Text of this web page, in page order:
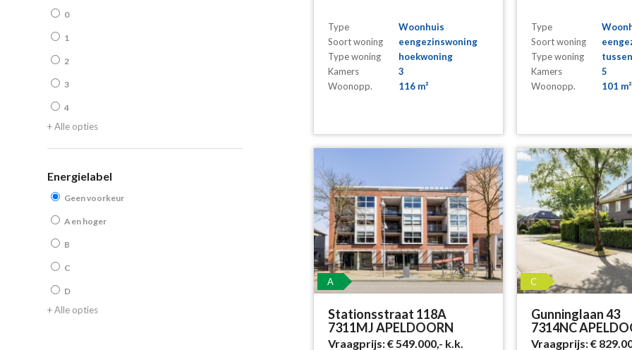
Type
Woonhuis
Soort woning
eengezinswoning
Type woning
hoekwoning
Kamers
3
Woonopp.
116 m²
Type
Soort woning
Type woning
Kamers
5
Woonopp.
101 m²
A
Stationsstraat 118A
7311MJ APELDOORN
Vraagprijs:€ 549.000,- k.k.
C
Gunninglaan 43
7314NC
Vraagprijs:€
0
1
2
3
4
+ Alle opties
Energielabel
Geen voorkeur
A en hoger
B
C
D
+ Alle opties